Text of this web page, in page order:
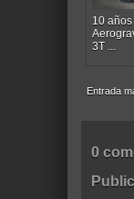
10 años
3T ...
Entrada
0